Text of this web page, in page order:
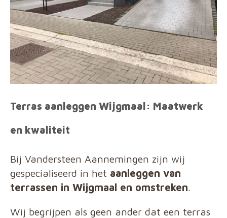
Terras aanleggen Wijgmaal: Maatwerk
en kwaliteit
Bij Vandersteen Aannemingen zijn wij
gespecialiseerd in het aanleggen van
terrassen in Wijgmaal en omstreken.
Wij begrijpen als geen ander dat een terras